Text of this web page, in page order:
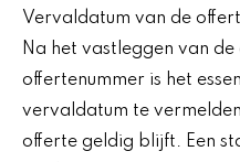
Vervaldatum van de
Na het vastleggen van
offertenummer is het
vervaldatum te
offerte geldig blijft. Een